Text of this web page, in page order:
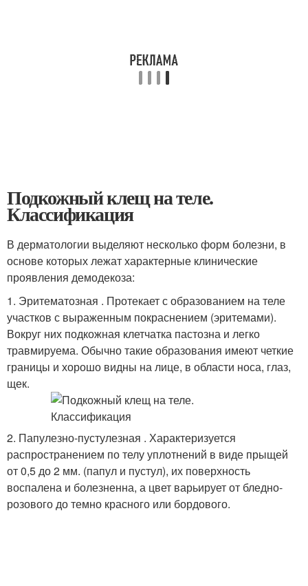
Подкожный клещ на теле.
Классификация
В дерматологии выделяют несколько форм болезни, в
основе которых лежат характерные клинические
проявления демодекоза:
1. Эритематозная . Протекает с образованием на теле
участков с выраженным покраснением (эритемами).
Вокруг них подкожная клетчатка пастозна и легко
травмируема. Обычно такие образования имеют четкие
границы и хорошо видны на лице, в области носа, глаз,
щек.
2. Папулезно-пустулезная . Характеризуется
распространением по телу уплотнений в виде прыщей
от 0,5 до 2 мм. (папул и пустул), их поверхность
воспалена и болезненна, а цвет варьирует от бледно-
розового до темно красного или бордового.